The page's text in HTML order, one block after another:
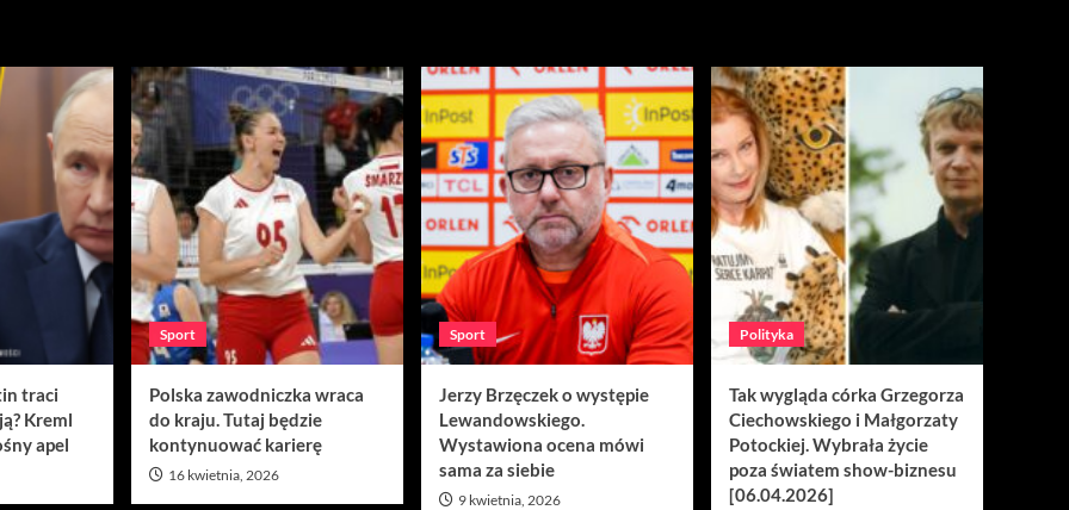
traci
Kreml
apel
Sport
Polska zawodniczka wraca
do kraju. Tutaj będzie
kontynuować karierę
16 kwietnia, 2026
Sport
Jerzy Brzęczek o występie
Lewandowskiego.
Wystawiona ocena mówi
sama za siebie
9 kwietnia, 2026
Polityka
Tak wygląda córka Grzegorza
Ciechowskiego i Małgorzaty
Potockiej. Wybrała życie
poza światem show-biznesu
[06.04.2026]